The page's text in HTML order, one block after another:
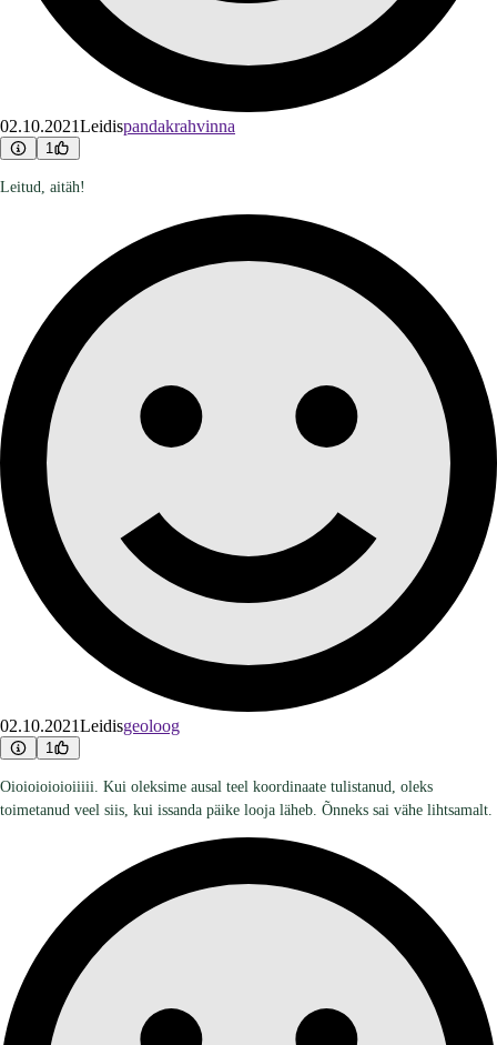
02.10.2021Leidispandakrahvinna
1
Leitud, aitäh!
02.10.2021Leidisgeoloog
1
Oioioioioioiiiii. Kui oleksime ausal teel koordinaate tulistanud, oleks
toimetanud veel siis, kui issanda päike looja läheb. Õnneks sai vähe lihtsamalt.